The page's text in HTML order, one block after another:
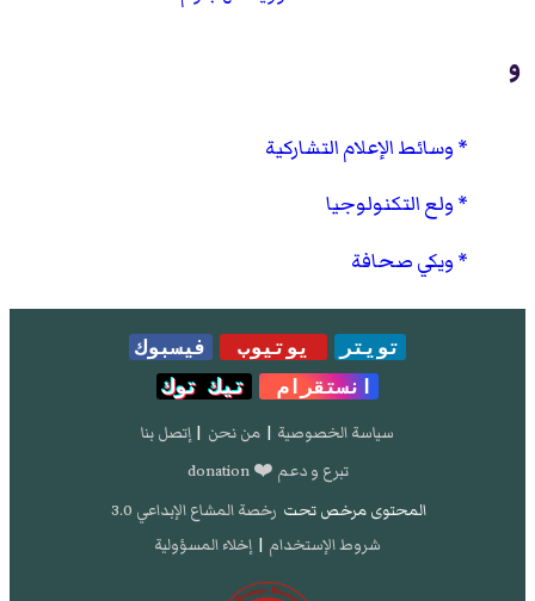
و
وسائط الإعلام التشاركية
ولع التكنولوجيا
ويكي صحافة
تويتر يوتيوب
فيسبوك
انستقرام
تيك توك
سياسة الخصوصية | من نحن | إتصل بنا
تبرع و دعم ❤️ donation
المحتوى مرخص تحت رخصة المشاع الإبداعي 3.0
شروط الإستخدام | إخلاء المسؤولية